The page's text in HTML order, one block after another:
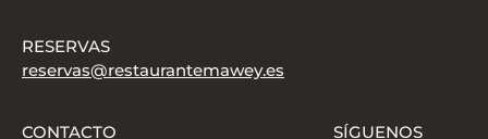
RESERVAS
reservas@restaurantemawey.es
CONTACTO
SÍGUENOS